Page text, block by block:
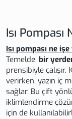
Isı Pompası
Isı pompası ne
Temelde, bir
prensibiyle çalışır.
verirken, yazın iç
sağlar. Bu çift
iklimlendirme
için de